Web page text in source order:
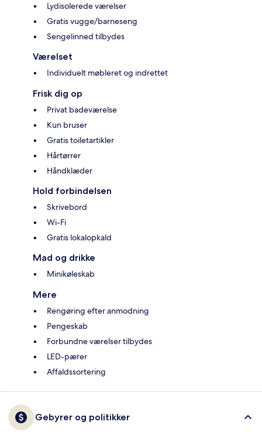
Lydisolerede værelser
Gratis vugge/barneseng
Sengelinned tilbydes
Værelset
Individuelt møbleret og indrettet
Frisk dig op
Privat badeværelse
Kun bruser
Gratis toiletartikler
Hårtørrer
Håndklæder
Hold forbindelsen
Skrivebord
Wi-Fi
Gratis lokalopkald
Mad og drikke
Minikøleskab
Mere
Rengøring efter anmodning
Pengeskab
Forbundne værelser tilbydes
LED-pærer
Affaldssortering
Gebyrer og politikker